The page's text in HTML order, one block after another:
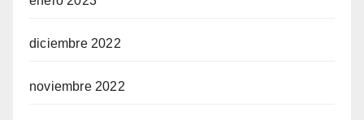
diciembre 2022
noviembre 2022